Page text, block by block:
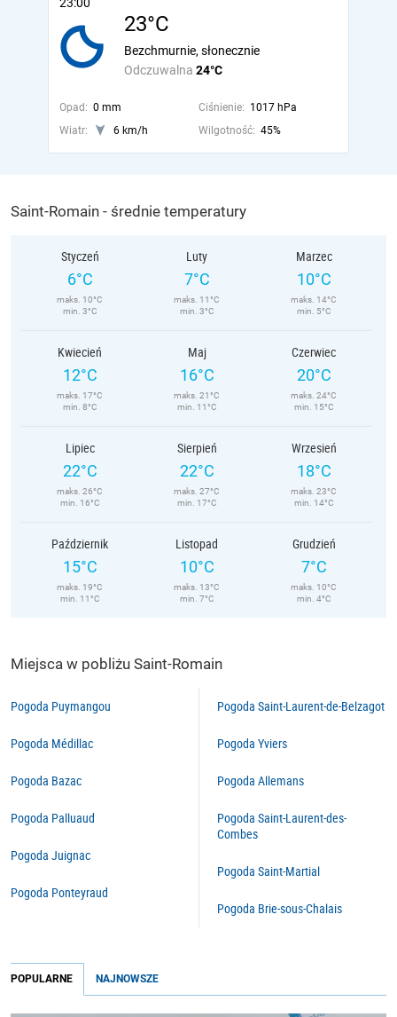
23°C
Odczuwalna 24°C
Bezchmurnie, słonecznie
Opad: 0 mm Ciśnienie: 1017 hPa
Wiatr:
6 km/h Wilgotność: 45%
Saint-Romain - średnie temperatury
Styczeń
6°C
maks. 10°C
min. 3°C
Luty
7°C
maks. 11°C
min. 3°C
Marzec
10°C
maks. 14°C
min. 5°C
Kwiecień
12°C
maks. 17°C
min. 8°C
Maj
16°C
maks. 21°C
min. 11°C
Czerwiec
20°C
maks. 24°C
min. 15°C
Lipiec
22°C
maks. 26°C
min. 16°C
Sierpień
22°C
maks. 27°C
min. 17°C
Wrzesień
18°C
maks. 23°C
min. 14°C
Październik
15°C
maks. 19°C
min. 11°C
Listopad
10°C
maks. 13°C
min. 7°C
Grudzień
7°C
maks. 10°C
min. 4°C
Miejsca w pobliżu Saint-Romain
Pogoda Puymangou
Pogoda Médillac
Pogoda Bazac
Pogoda Palluaud
Pogoda Juignac
Pogoda Ponteyraud
Pogoda Saint-Laurent-de-Belzagot
Pogoda Yviers
Pogoda Allemans
Pogoda Saint-Laurent-des-
Combes
Pogoda Saint-Martial
Pogoda Brie-sous-Chalais
POPULARNE NAJNOWSZE